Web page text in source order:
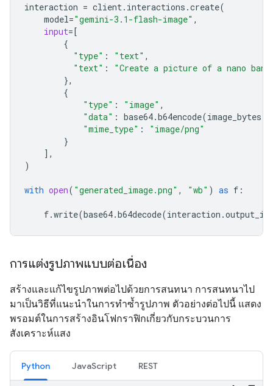
interaction = client. interactions .create(
model="gemini-3.1-flash-image" ,
input=[
{
"type" : "text" ,
"text" :
"Create a picture of a nano
},
{
"type" : "image" ,
"data" : base64.b64encode(image_bytes
"mime_type" :
"image/png"
}
],
)
with open( "generated_image.png" , "wb" ) as f :
f.write(base64.b64decode(interaction .
การแต่งรูปภาพแบบต่อเนื่อง
สร้างและแก้ไขรูปภาพต่อไปด้วยการสนทนา การสนทนาไป
มาเป็นวิธีที่แนะนำในการทำซ้ำรูปภาพ ตัวอย่างต่อไปนี้ แสดง
พรอมต์ในการสร้างอินโฟกราฟิกเกี่ยวกับกระบวนการ
สังเคราะห์แสง
Python JavaScript REST